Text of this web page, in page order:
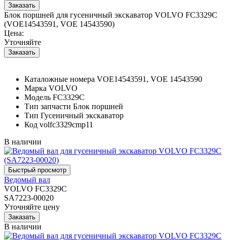
Блок поршней для гусеничный экскаватор VOLVO FC3329C
(VOE14543591, VOE 14543590)
Цена:
Уточняйте
Каталожные номера VOE14543591, VOE 14543590
Марка VOLVO
Модель FC3329C
Тип запчасти Блок поршней
Тип Гусеничный экскаватор
Код volfc3329cmp11
В наличии
Ведомый вал
VOLVO FC3329C
SA7223-00020
Уточняйте цену
В наличии